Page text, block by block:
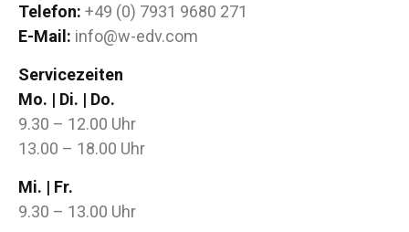
Telefon: +49 (0) 7931 9680 271
E-Mail: info@w-edv.com
Servicezeiten
Mo. | Di. | Do.
9.30 – 12.00 Uhr
13.00 – 18.00 Uhr
Mi. | Fr.
9.30 – 13.00 Uhr